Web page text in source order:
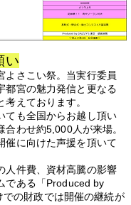
い
よさこい祭。当実行委員
都宮の魅力発信と更なる
えております。
ても全国からお越し頂い
合わせ約5,000人が来場。
催に向けた声援を頂いて
人件費、資材高騰の影響
である「Produced by
の財政では開催の継続が